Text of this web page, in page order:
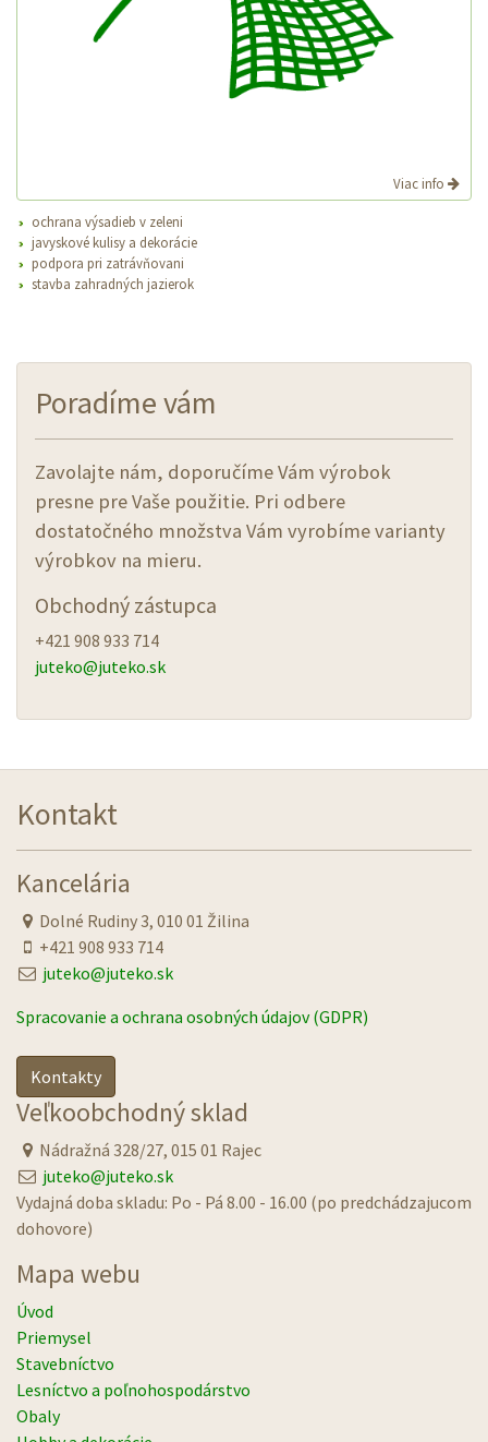
Viac info
ochrana výsadieb v zeleni
javyskové kulisy a dekorácie
podpora pri zatrávňovani
stavba zahradných jazierok
Poradíme vám
Zavolajte nám, doporučíme Vám výrobok
presne pre Vaše použitie. Pri odbere
dostatočného množstva Vám vyrobíme varianty
výrobkov na mieru.
Obchodný zástupca
+421 908 933 714
juteko@juteko.sk
Kontakt
Kancelária
Dolné Rudiny 3, 010 01 Žilina
+421 908 933 714
juteko@juteko.sk
Spracovanie a ochrana osobných údajov (GDPR)
Kontakty
Veľkoobchodný sklad
Nádražná 328/27, 015 01 Rajec
juteko@juteko.sk
Vydajná doba skladu: Po - Pá 8.00 - 16.00 (po predchádzajucom
dohovore)
Mapa webu
Úvod
Priemysel
Stavebníctvo
Lesníctvo a poľnohospodárstvo
Obaly